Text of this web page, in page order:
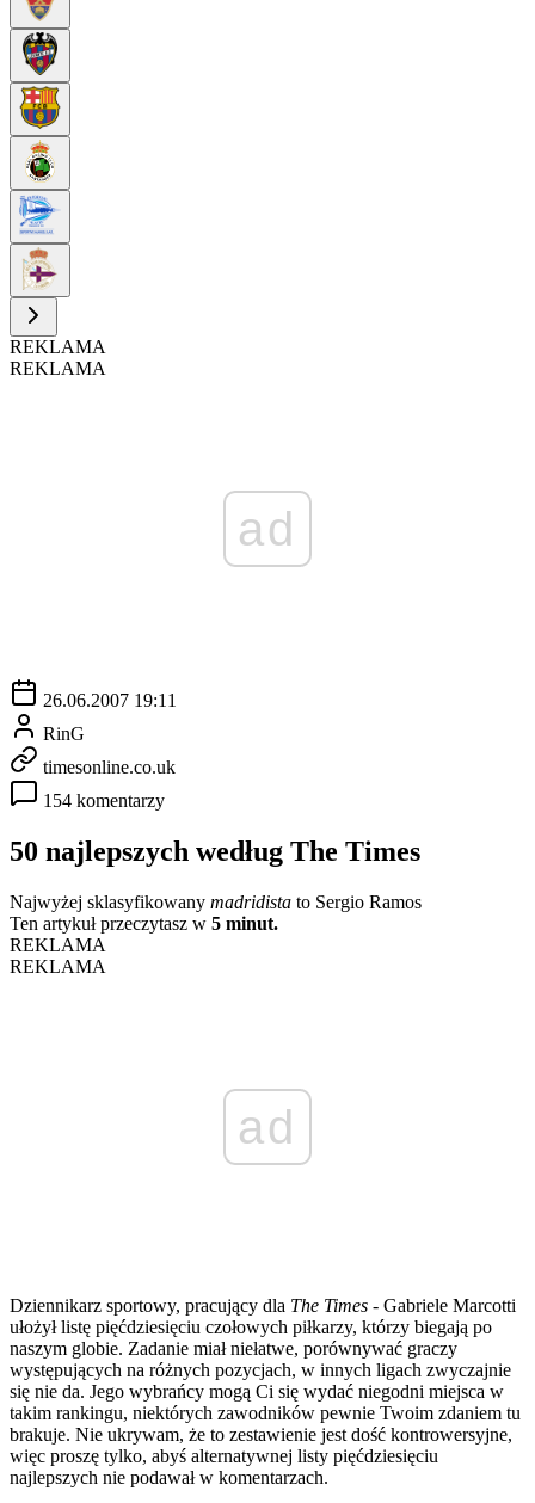
REKLAMA
REKLAMA
ad
26.06.2007 19:11
RinG
timesonline.co.uk
154 komentarzy
50 najlepszych według The Times
Najwyżej sklasyfikowany madridista to Sergio Ramos
Ten artykuł przeczytasz w 5 minut.
REKLAMA
REKLAMA
ad
Dziennikarz sportowy, pracujący dla The Times - Gabriele Marcotti
ułożył listę pięćdziesięciu czołowych piłkarzy, którzy biegają po
naszym globie. Zadanie miał niełatwe, porównywać graczy
występujących na różnych pozycjach, w innych ligach zwyczajnie
się nie da. Jego wybrańcy mogą Ci się wydać niegodni miejsca w
takim rankingu, niektórych zawodników pewnie Twoim zdaniem tu
brakuje. Nie ukrywam, że to zestawienie jest dość kontrowersyjne,
więc proszę tylko, abyś alternatywnej listy pięćdziesięciu
najlepszych nie podawał w komentarzach.